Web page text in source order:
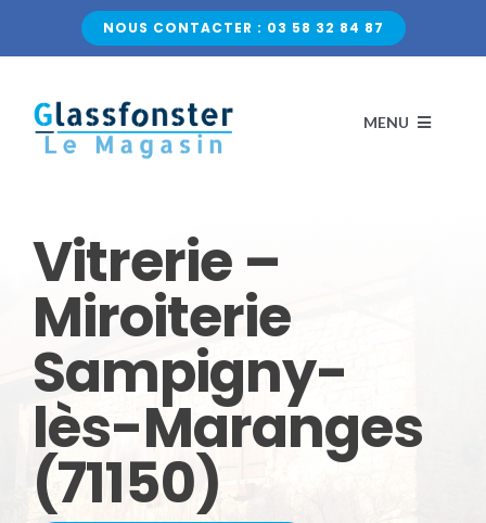
NOUS CONTACTER : 03 58 32 84 87
MENU
NOS VITRAGES
VERRE CLASSIQUE
VERRE DÉCORATIF
VERRE SECURIT
QUI SOMMES-NOUS ?
CONTACTEZ-NOUS
Vitrerie –
Miroiterie
Sampigny-
lès-Maranges
(71150)